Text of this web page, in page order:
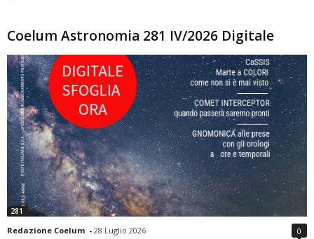
Coelum Astronomia 281 IV/2026 Digitale
281
Redazione Coelum - 28 Luglio 2026 0